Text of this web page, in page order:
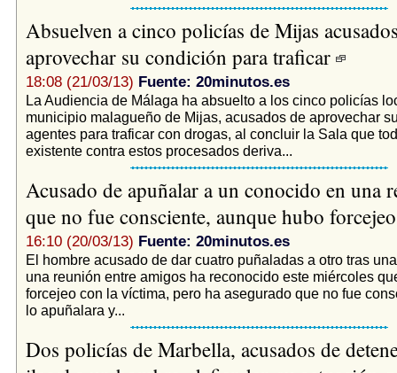
Absuelven a cinco policías de Mijas
aprovechar su condición para traficar
18:08 (21/03/13) Fuente: 20minutos.es
La Audiencia de Málaga ha absuelto a los cinco policías
municipio malagueño de Mijas, acusados de aprovechar
agentes para traficar con drogas, al concluir la Sala que
existente contra estos procesados deriva...
Acusado de apuñalar a un conocido en una
que no fue consciente, aunque hubo
16:10 (20/03/13) Fuente: 20minutos.es
El hombre acusado de dar cuatro puñaladas a otro tras
una reunión entre amigos ha reconocido este miércoles
forcejeo con la víctima, pero ha asegurado que no fue
lo apuñalara y...
Dos policías de Marbella, acusados de